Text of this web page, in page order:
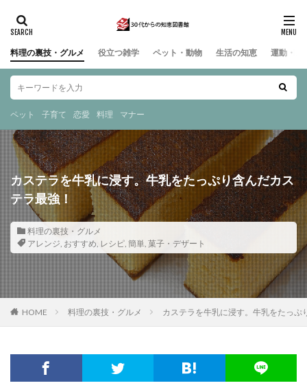
料理の裏技・グルメ 役立つ雑学 ペット・動物 生活の知恵 運動・ス
ペット 子育て 恋愛 料理 マナー
カステラを牛乳に浸す。牛乳をたっぷり含んだカス
テラ最強！
料理の裏技・グルメ
アレンジ, おすすめ, レシピ, 簡単, 菓子・デザート
HOME 料理の裏技・グルメ カステラを牛乳に浸す。牛乳をたっぷ